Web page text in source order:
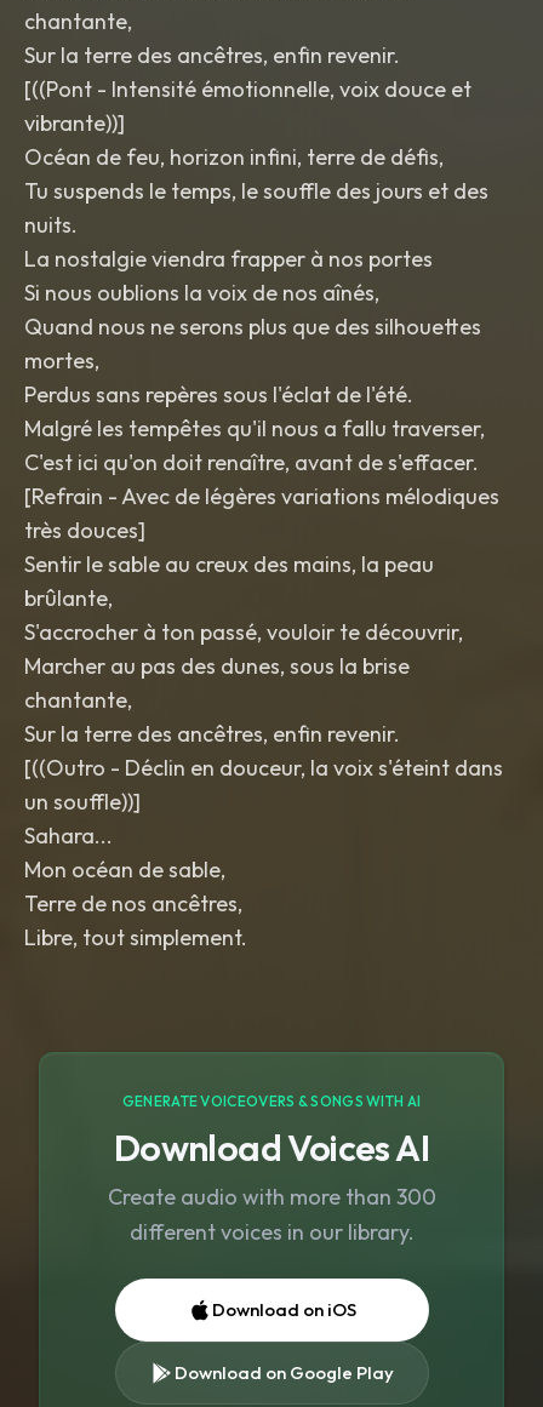
chantante,
Sur la terre des ancêtres, enfin revenir.
​[((Pont - Intensité émotionnelle, voix douce et
vibrante))]
Océan de feu, horizon infini, terre de défis,
Tu suspends le temps, le souffle des jours et des
nuits.
La nostalgie viendra frapper à nos portes
Si nous oublions la voix de nos aînés,
Quand nous ne serons plus que des silhouettes
mortes,
Perdus sans repères sous l'éclat de l'été.
Malgré les tempêtes qu'il nous a fallu traverser,
C'est ici qu'on doit renaître, avant de s'effacer.
​[Refrain - Avec de légères variations mélodiques
très douces]
Sentir le sable au creux des mains, la peau
brûlante,
S'accrocher à ton passé, vouloir te découvrir,
Marcher au pas des dunes, sous la brise
chantante,
Sur la terre des ancêtres, enfin revenir.
​[((Outro - Déclin en douceur, la voix s'éteint dans
un souffle))]
Sahara...
Mon océan de sable,
Terre de nos ancêtres,
Libre, tout simplement.
GENERATE VOICEOVERS & SONGS WITH AI
Download Voices AI
Create audio with more than 300
different voices in our library.
Download on iOS
Download on Google Play